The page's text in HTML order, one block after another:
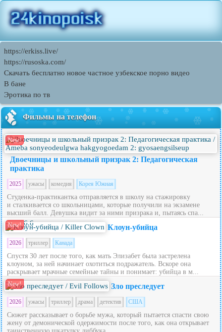
https://erkiss.live/
https://rusoska.com/
Скачать бесплатно новое частное узбекское порно видео
В бане
Эротика по тв
Фильмы на телефон
New!
Двоечницы и школьный призрак 2: Педагогическая
практика
2025 ужасы комедия Корея Южная
Студенка-практикантка отправляется в школу на стажировку
и сталкивается со школьницами, которые получили на экзамене
высший балл. Девушка видит за ними призрака и, пытаясь спа...
New! 6.6 Клоун-убийца
2026 триллер Канада
Спустя 30 лет после того, как мать Элизабет была застрелена
клоуном, за ней начинает охотиться подражатель. Вскоре она
раскрывает мрачные семейные тайны и понимает: убийца в м...
New! Зло преследует
2026 ужасы триллер драма детектив США
Сюжет рассказывает о борьбе мужа, который пытается спасти свою
жену от демонической одержимости после того, как она открывает